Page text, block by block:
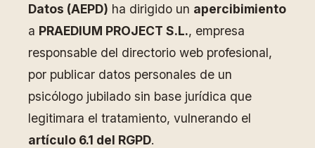
Datos (AEPD) ha dirigido un apercibimiento
a PRAEDIUM PROJECT S.L., empresa
responsable del directorio web profesional,
por publicar datos personales de un
psicólogo jubilado sin base jurídica que
legitimara el tratamiento, vulnerando el
artículo 6.1 del RGPD.